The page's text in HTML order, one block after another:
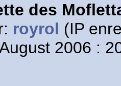
des
royrol (IP
2006 :